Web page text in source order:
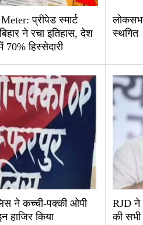
प्रीपेड स्मार्ट
ने रचा इतिहास, देश
हिस्सेदारी
स्थगित
ने कच्ची-पक्की ओपी
हाजिर किया
RJD ने
की सभी